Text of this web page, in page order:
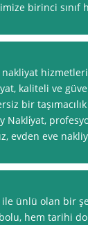
birinci sınıf
nakliyat hizmetleri
kaliteli ve
bir taşımacılık
Nakli̇yat,
evden eve
ile ünlü olan bir
hem tarihi